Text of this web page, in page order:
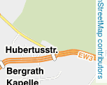
OpenStreetMap contributors